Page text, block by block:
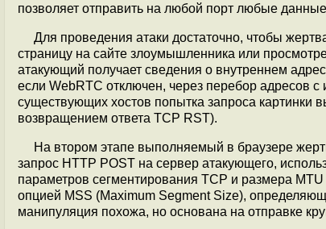
позволяет отправить на любой порт любые
Для проведения атаки достаточно, чтобы
страницу на сайте злоумышленника или
атакующий получает сведения о внутреннем
если WebRTC отключен, через перебор адресов
существующих хостов попытка запроса картинки
возвращением ответа TCP RST).
На втором этапе выполняемый в браузере
запрос HTTP POST на сервер атакующего,
параметров сегментирования TCP и размера
опцией MSS (Maximum Segment Size),
манипуляция похожа, но основана на отправке